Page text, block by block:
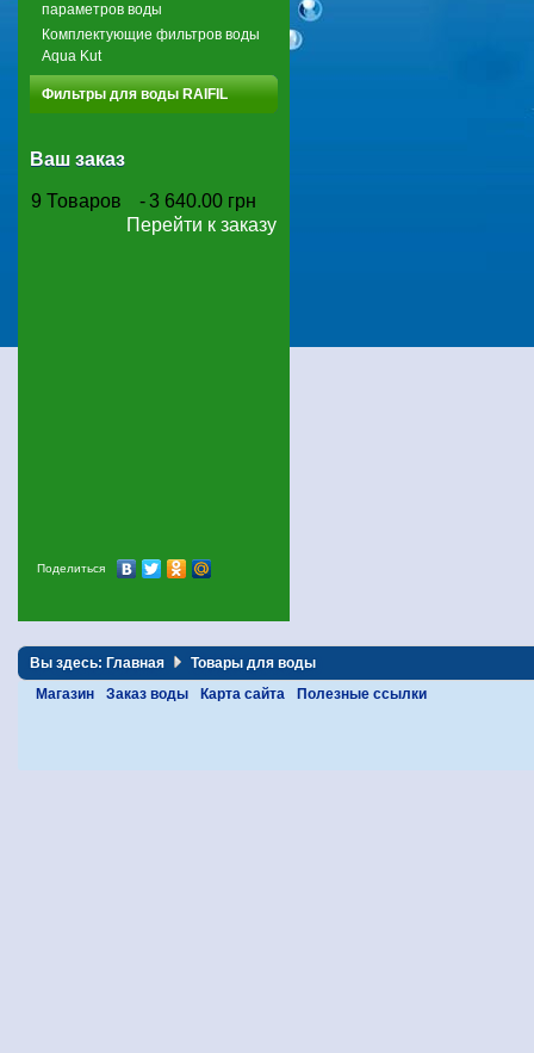
параметров воды
Комплектующие фильтров воды
Aqua Kut
Фильтры для воды RAIFIL
Ваш заказ
9 Товаров -3 640.00 грн
Перейти к заказу
Поделиться
Вы здесь: Главная
Товары для воды
Магазин
Заказ воды Карта сайта Полезные ссылки